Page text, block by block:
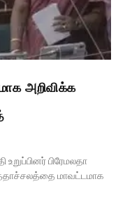
அறிவிக்க
பிரேமலதா
மாவட்டமாக